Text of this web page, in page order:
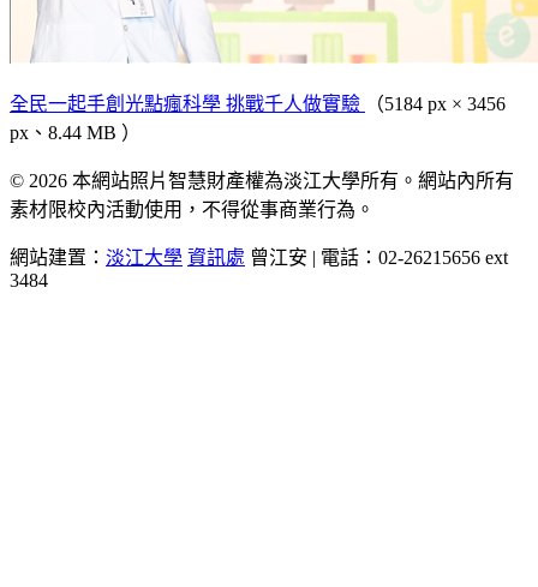
全民一起手創光點瘋科學 挑戰千人做實驗
（5184 px × 3456
px、8.44 MB ）
© 2026 本網站照片智慧財產權為淡江大學所有。網站內所有
素材限校內活動使用，不得從事商業行為。
網站建置： 淡江大學 資訊處 曾江安 | 電話：02-26215656 ext
3484